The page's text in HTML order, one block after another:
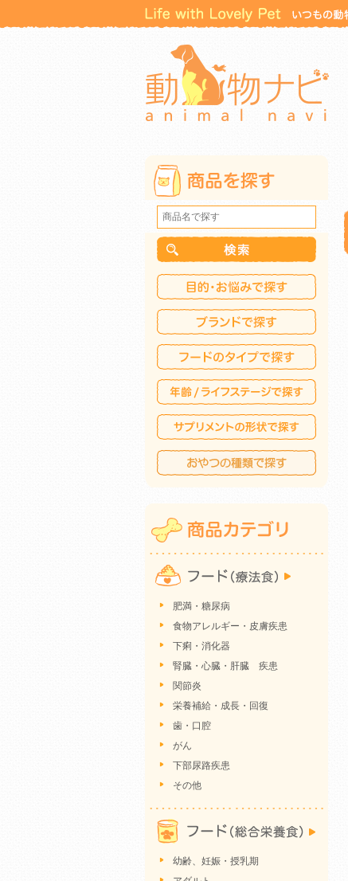
肥満・糖尿病
食物アレルギー・皮膚疾患
下痢・消化器
腎臓・心臓・肝臓 疾患
関節炎
栄養補給・成長・回復
歯・口腔
がん
下部尿路疾患
その他
幼齢、妊娠・授乳期